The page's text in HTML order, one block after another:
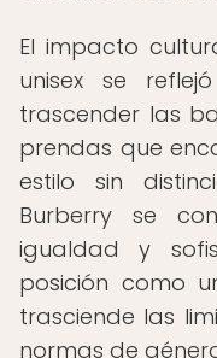
El impacto
unisex se
trascender las
prendas que
estilo sin
Burberry se
igualdad y
posición como
trasciende las
normas de